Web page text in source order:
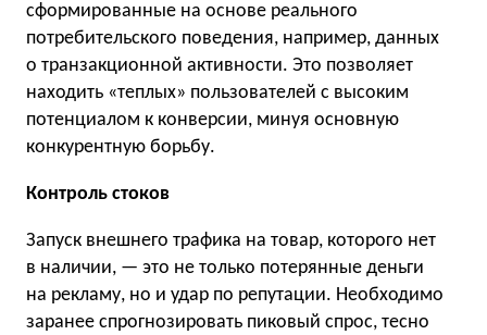
сформированные на основе реального
потребительского поведения, например, данных
о транзакционной активности. Это позволяет
находить «теплых» пользователей с высоким
потенциалом к конверсии, минуя основную
конкурентную борьбу.
Контроль стоков
Запуск внешнего трафика на товар, которого нет
в наличии, — это не только потерянные деньги
на рекламу, но и удар по репутации. Необходимо
заранее спрогнозировать пиковый спрос, тесно